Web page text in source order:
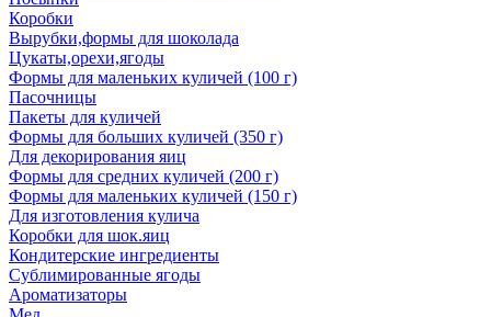
Коробки
Вырубки,формы для шоколада
Цукаты,орехи,ягоды
Формы для маленьких куличей (100 г)
Пасочницы
Пакеты для куличей
Формы для больших куличей (350 г)
Для декорирования яиц
Формы для средних куличей (200 г)
Формы для маленьких куличей (150 г)
Для изготовления кулича
Коробки для шок.яиц
Кондитерские ингредиенты
Сублимированные ягоды
Ароматизаторы